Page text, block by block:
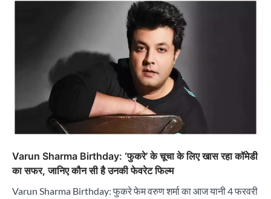
Varun Sharma Birthday: ‘फुकरे’ के चूचा के लिए खास रहा कॉमेडी
का सफर, जानिए कौन सी है उनकी फेवरेट फिल्म
Varun Sharma Birthday: फुकरे फेम वरुण शर्मा का आज यानी 4 फरवरी